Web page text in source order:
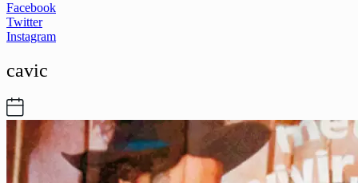
Facebook
Twitter
Instagram
cavic